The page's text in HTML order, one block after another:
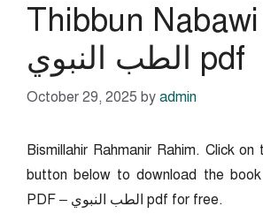
Thibbun
الطب النبوي pdf
October 29, 2025 by admin
Bismillahir Rahmanir Rahim. Click
button below to download the
PDF – الطب النبوي pdf for free.